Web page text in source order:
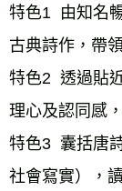
特色1  由知名
古典詩作，帶
特色2  透過貼
理心及認同感
特色3  囊括唐
社會寫實），